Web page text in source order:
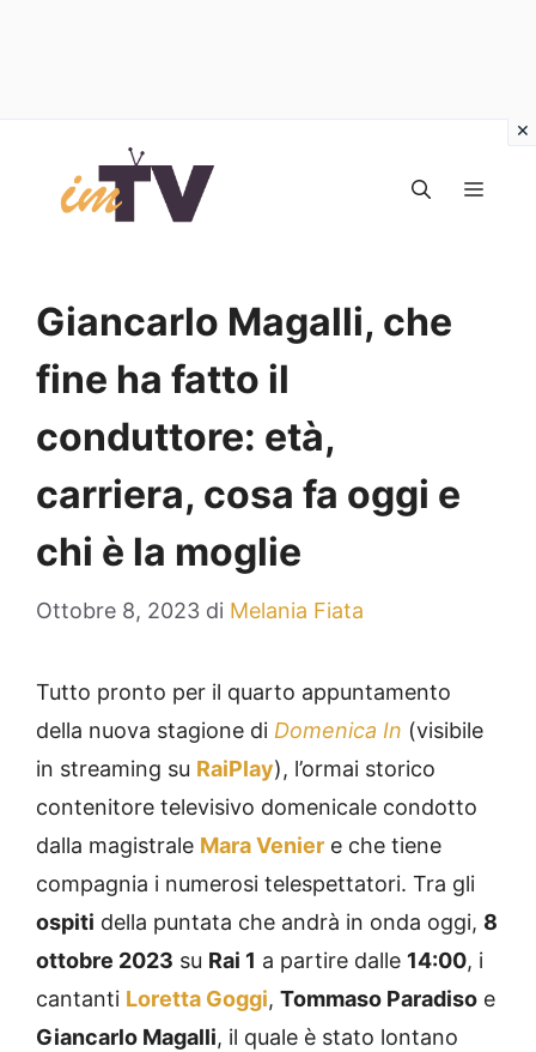
contenuto
Giancarlo Magalli, che
fine ha fatto il
conduttore: età,
carriera, cosa fa oggi e
chi è la moglie
Ottobre 8, 2023 di Melania Fiata
Tutto pronto per il quarto appuntamento
della nuova stagione di Domenica In (visibile
in streaming su RaiPlay), l’ormai storico
contenitore televisivo domenicale condotto
dalla magistrale Mara Venier e che tiene
compagnia i numerosi telespettatori. Tra gli
ospiti della puntata che andrà in onda oggi, 8
ottobre 2023 su Rai 1 a partire dalle 14:00, i
cantanti Loretta Goggi, Tommaso Paradiso e
Giancarlo Magalli, il quale è stato lontano